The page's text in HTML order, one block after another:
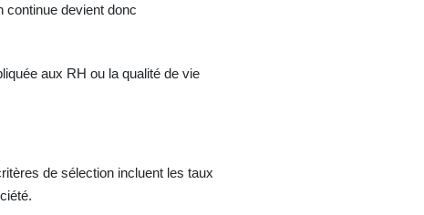
continue devient donc
aux RH ou la qualité de vie
de sélection incluent les taux